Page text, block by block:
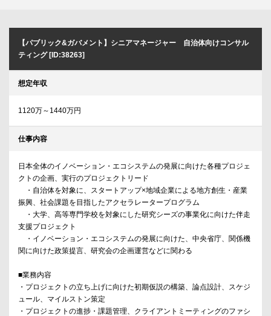
【パブリック&ガバメント】シニアマネージャー 自治体向けコンサル
ティング [ID:38263]
想定年収
1120万～1440万円
仕事内容
日本全体のイノベーション・エコシステムの発展に向けた各種プロジェ
クトの企画、実行のプロジェクトリード
・自治体を対象に、スタートアップ×地域企業による地方創生・産業
振興、社会課題を目指したアクセラレータープログラム
・大学、高等専門学校を対象にした研究シーズの事業化に向けた伴走
支援プロジェクト
・イノベーション・エコシステムの発展に向けた、中央省庁、関係機
関に向けた政策提言、研究会の企画運営などに関わる
■業務内容
・プロジェクトの立ち上げに向けた初期仮説の構築、論点設計、スケジ
ュール、マイルストン策定
・プロジェクトの進捗・課題管理、クライアントミーティングのファシ